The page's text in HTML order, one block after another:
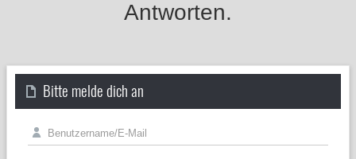
Antworten.
Bitte melde dich an